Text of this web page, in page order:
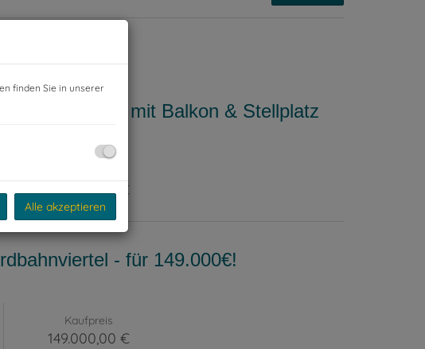
Maisonette mit Balkon & Stellplatz
349.900,00 €
- für 149.000€!
Kaufpreis
149.000,00 €
finden Sie in unserer
Alle akzeptieren